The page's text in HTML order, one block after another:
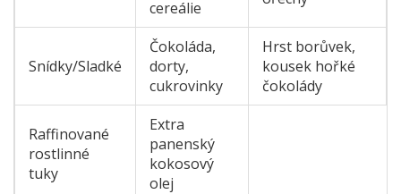
cereálie
Snídky/Sladké
Čokoláda,
dorty,
cukrovinky
Hrst borůvek,
kousek hořké
čokolády
Raffinované
rostlinné
tuky
Extra
panenský
kokosový
olej